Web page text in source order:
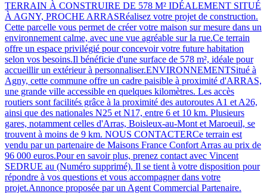
TERRAIN À CONSTRUIRE DE 578 M² IDÉALEMENT SITUÉ
À AGNY, PROCHE ARRASRéalisez votre projet de construction.
Cette parcelle vous permet de créer votre maison sur mesure dans un
environnement calme, avec une vue agréable sur la rue.Ce terrain
offre un espace privilégié pour concevoir votre future habitation
selon vos besoins.Il bénéficie d'une surface de 578 m², idéale pour
accueillir un extérieur à personnaliser.ENVIRONNEMENTSitué à
Agny, cette commune offre un cadre paisible à proximité d'ARRAS,
une grande ville accessible en quelques kilomètres. Les accès
routiers sont facilités grâce à la proximité des autoroutes A1 et A26,
ainsi que des nationales N25 et N17, entre 6 et 10 km. Plusieurs
gares, notamment celles d'Arras, Boisleux-au-Mont et Maroeuil, se
trouvent à moins de 9 km. NOUS CONTACTERCe terrain est
vendu par un partenaire de Maisons France Confort Arras au prix de
96 000 euros.Pour en savoir plus, prenez contact avec Vincent
SEDRUE au (Numéro supprimé). Il se tient à votre disposition pour
répondre à vos questions et vous accompagner dans votre
projet.Annonce proposée par un Agent Commercial Partenaire.